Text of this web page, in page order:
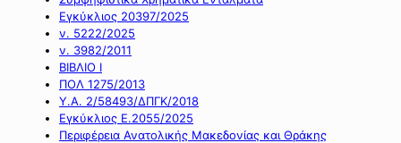
Εγκύκλιος 20397/2025
ν. 5222/2025
ν. 3982/2011
ΒΙΒΛΙΟ Ι
ΠΟΛ 1275/2013
Υ.Α. 2/58493/ΔΠΓΚ/2018
Εγκύκλιος Ε.2055/2025
Περιφέρεια Ανατολικής Μακεδονίας και Θράκης